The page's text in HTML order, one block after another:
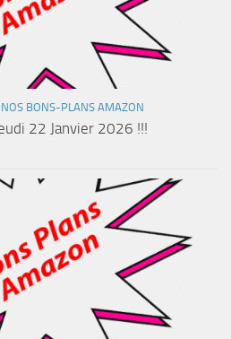
BONS-PLANS AMAZON
22 Janvier 2026 !!!